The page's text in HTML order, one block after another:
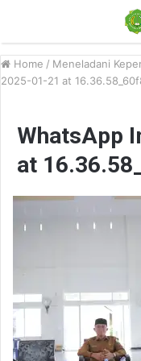
Home / Meneladani
2025-01-21 at
WhatsApp
at